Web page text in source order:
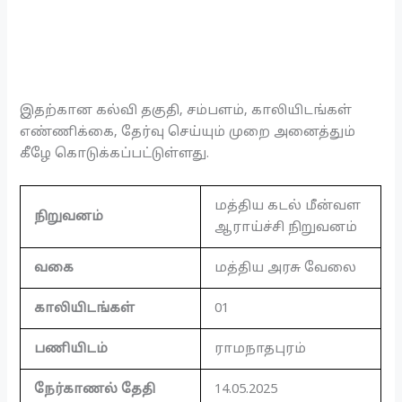
இதற்கான கல்வி தகுதி, சம்பளம், காலியிடங்கள்
எண்ணிக்கை, தேர்வு செய்யும் முறை அனைத்தும்
கீழே கொடுக்கப்பட்டுள்ளது.
நிறுவனம்
மத்திய கடல் மீன்வள
ஆராய்ச்சி நிறுவனம்
வகை மத்திய அரசு வேலை
காலியிடங்கள் 01
பணியிடம் ராமநாதபுரம்
நேர்காணல் தேதி 14.05.2025